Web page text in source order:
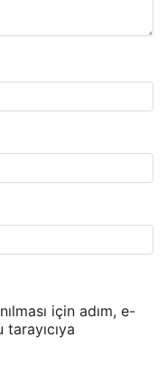
için adım, e-